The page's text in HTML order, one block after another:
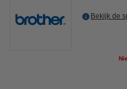
Bekijk de